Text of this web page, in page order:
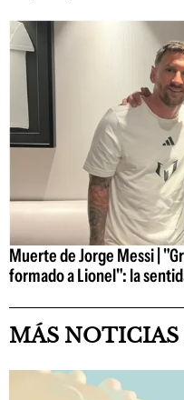
Muerte de Jorge Messi |
formado a Lionel": la
MÁS NOTICIAS